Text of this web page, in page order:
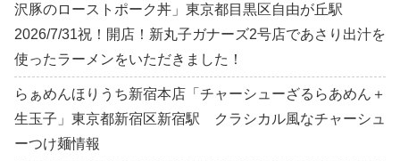
沢豚のローストポーク丼」東京都目黒区自由が丘駅
2026/7/31祝！開店！新丸子ガナーズ2号店であさり出汁を
使ったラーメンをいただきました！
らぁめんほりうち新宿本店「チャーシューざるらあめん＋
生玉子」東京都新宿区新宿駅 クラシカル風なチャーシュ
ーつけ麺情報